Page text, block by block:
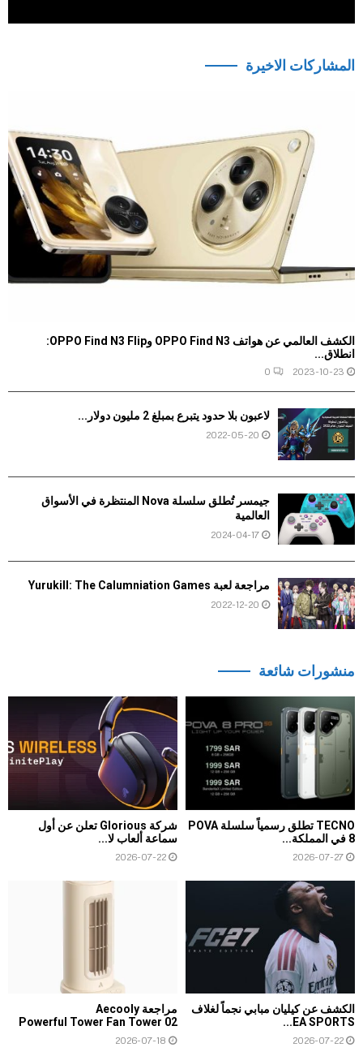
المشاركات الاخيرة
الكشف العالمي عن هواتف OPPO Find N3 وOPPO Find N3 Flip:
انطلاق...
2023-10-23
0
لاعبون بلا حدود يتبرع بمبلغ 2 مليون دولار...
2022-05-20
جيمسر تُطلق سلسلة Nova المنتظرة في الأسواق
العالمية
2024-04-17
مراجعة لعبة Yurukill: The Calumniation Games
2022-12-20
منشورات شائعة
TECNO تطلق رسمياً سلسلة POVA
8 في المملكة...
2026-07-27
شركة Glorious تعلن عن أول
سماعة ألعاب لا...
2026-07-22
الكشف عن كيليان مبابي نجماً لغلاف
EA SPORTS...
2026-07-22
مراجعة Aecooly
Powerful Tower Fan Tower 02
2026-07-18